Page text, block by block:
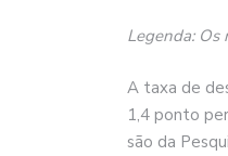
Legenda: Os
A taxa de
1,4 ponto
são da